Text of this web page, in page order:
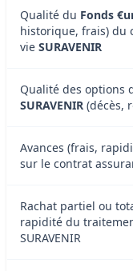
Qualité du Fonds
historique, frais) du
vie SURAVENIR
Qualité des options
SURAVENIR (décès,
Avances (frais,
sur le contrat
Rachat partiel ou
rapidité du
SURAVENIR